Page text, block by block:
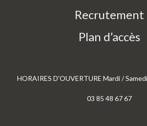
Recrutement
Plan d’accès
HORAIRES D'OUVERTURE Mardi /
03 85 48 67 67